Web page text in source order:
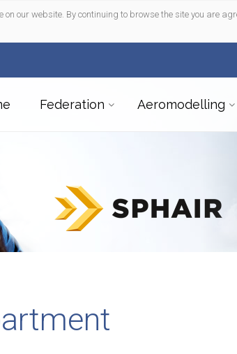
our website. By continuing to browse the site you are
Federation Aeromodelling